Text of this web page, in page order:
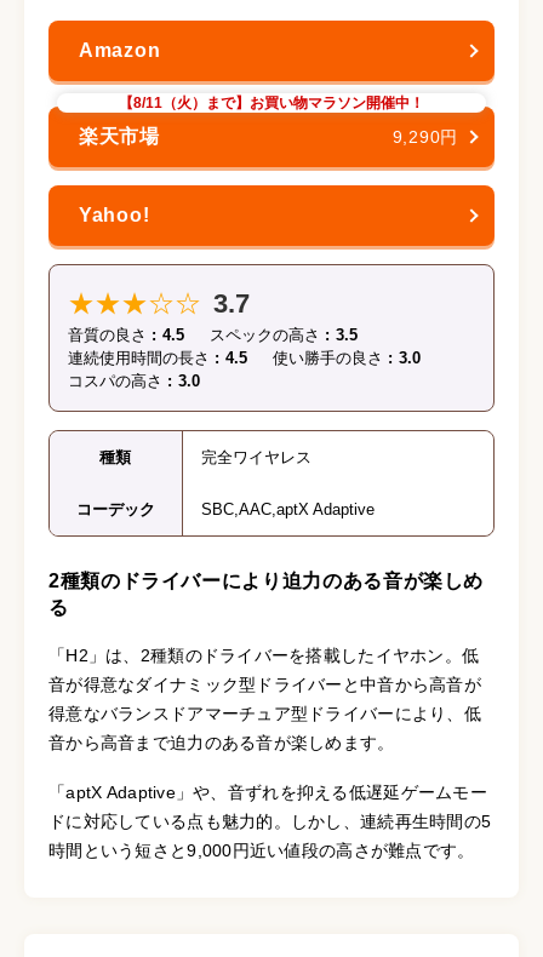
【8/11（火）まで】お買い物マラソン開催中！
9,290円
★★★☆☆ 3.7
音質の良さ 4.5 スペックの高さ
3.5
連続使用時間の長さ
4.5 使い勝手の良さ
3.0
コスパの高さ
3.0
種類 完全ワイヤレス
コーデック SBC,AAC,aptX Adaptive
2種類のドライバーにより迫力のある音が楽しめ
る
「H2」は、2種類のドライバーを搭載したイヤホン。低
音が得意なダイナミック型ドライバーと中音から高音が
得意なバランスドアマーチュア型ドライバーにより、低
音から高音まで迫力のある音が楽しめます。
「aptX Adaptive」や、音ずれを抑える低遅延ゲームモー
ドに対応している点も魅力的。しかし、連続再生時間の5
時間という短さと9,000円近い値段の高さが難点です。